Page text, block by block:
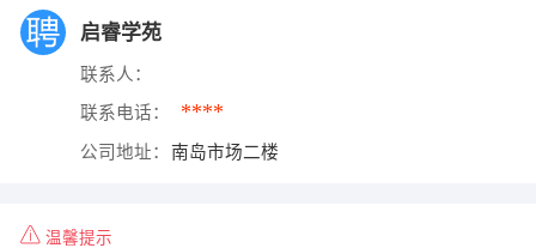
启睿学苑
联系人：
联系电话： ****
公司地址： 南岛市场二楼
温馨提示